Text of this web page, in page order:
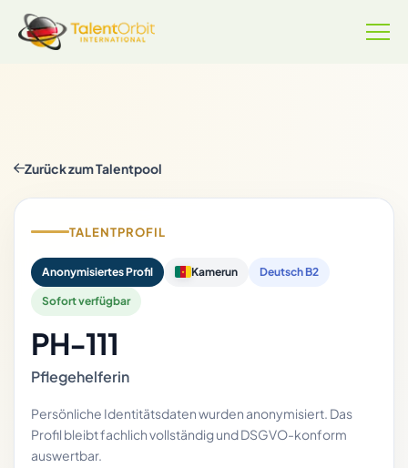
Zurück zum Talentpool
TALENTPROFIL
Anonymisiertes Profil Kamerun Deutsch B2
Sofort verfügbar
PH-111
Pflegehelferin
Persönliche Identitätsdaten wurden anonymisiert. Das
Profil bleibt fachlich vollständig und DSGVO-konform
auswertbar.